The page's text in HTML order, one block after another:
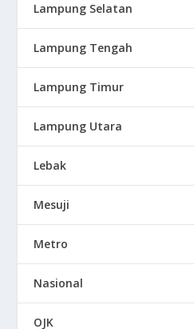
Lampung Selatan
Lampung Tengah
Lampung Timur
Lampung Utara
Lebak
Mesuji
Metro
Nasional
OJK